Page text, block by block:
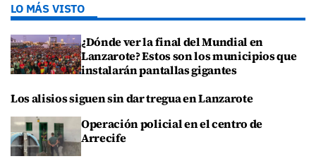
LO MÁS VISTO
¿Dónde ver la final del Mundial en
Lanzarote? Estos son los municipios que
instalarán pantallas gigantes
Los alisios siguen sin dar tregua en Lanzarote
Operación policial en el centro de
Arrecife